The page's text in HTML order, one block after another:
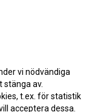
vi nödvändiga
stänga av.
t.ex. för statistik
acceptera dessa.